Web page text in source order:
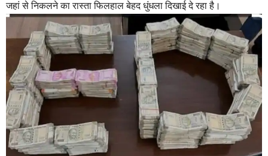
जहां से निकलने का रास्ता फिलहाल बेहद धुंधला दिखाई दे रहा है।